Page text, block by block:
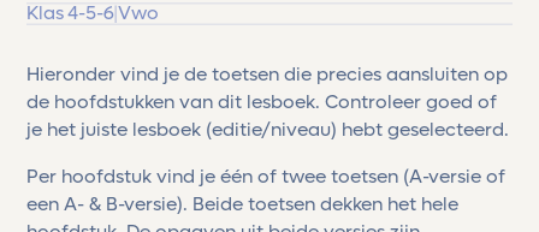
Klas 4-5-6|Vwo
Hieronder vind je de toetsen die precies aansluiten op
de hoofdstukken van dit lesboek. Controleer goed of
je het juiste lesboek (editie/niveau) hebt geselecteerd.
Per hoofdstuk vind je één of twee toetsen (A-versie of
een A- & B-versie). Beide toetsen dekken het hele